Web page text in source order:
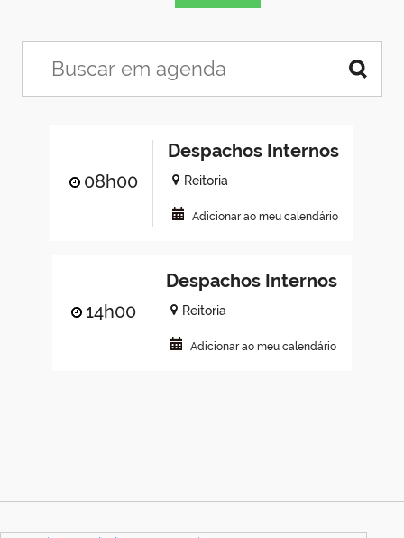
08h00
Despachos Internos
Reitoria
Adicionar ao meu calendário
14h00
Despachos Internos
Reitoria
Adicionar ao meu calendário